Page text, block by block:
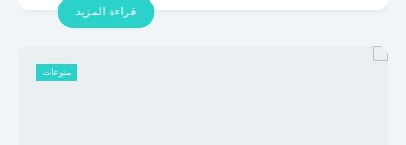
قراءة المزيد
منوعات